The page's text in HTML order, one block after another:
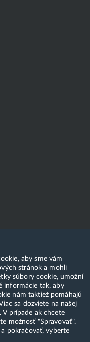
aby sme vám
stránok a mohli
súbory cookie, umožní
informácie tak, aby
nám taktiež pomáhajú
sa dozviete na našej
V prípade ak chcete
možnosť "Spravovať".
pokračovať, vyberte